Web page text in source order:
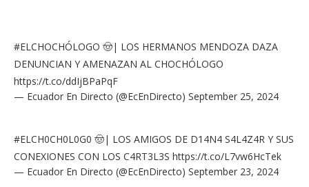
#ELCHOCHÓLOGO 🤠| LOS HERMANOS MENDOZA DAZA
DENUNCIAN Y AMENAZAN AL CHOCHÓLOGO
https://t.co/ddIjBPaPqF
— Ecuador En Directo (@EcEnDirecto) September 25, 2024
#ELCH0CH0L0G0 🤠| LOS AMIGOS DE D14N4 S4L4Z4R Y SUS
CONEXIONES CON LOS C4RT3L3S https://t.co/L7vw6HcTek
— Ecuador En Directo (@EcEnDirecto) September 23, 2024